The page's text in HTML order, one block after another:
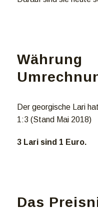
Währung
Der georgische Lari
1:3 (Stand Mai 2018)
3 Lari sind 1 Euro.
Das